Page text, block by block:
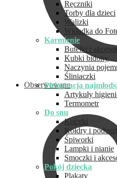
Obserwowane
Ręczniki
Torby dla dzieci
Walizki
Wkładka do
Karmienie
Butelki i
Kubki bidony
Naczynia
Śliniaczki
Pielęgnacja
Artykuły
Termometr
Do snu
Kocyki
Kołdry i
Śpiworki
Lampki i nianie
Smoczki i
Pokój dziecka
Plakaty